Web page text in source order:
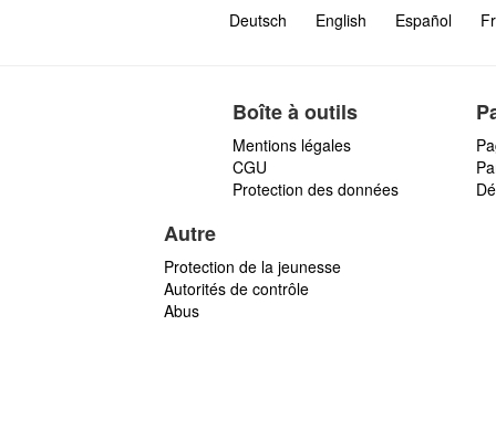
Deutsch English Español
Boîte à outils
Mentions légales
CGU
Protection des données
Autre
Protection de la jeunesse
Autorités de contrôle
Abus